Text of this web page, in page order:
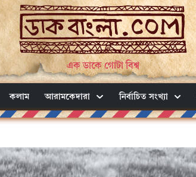
এক ডাকে গোটা বিশ্ব
কলাম আরামকেদারা নির্বাচিত সংখ্যা